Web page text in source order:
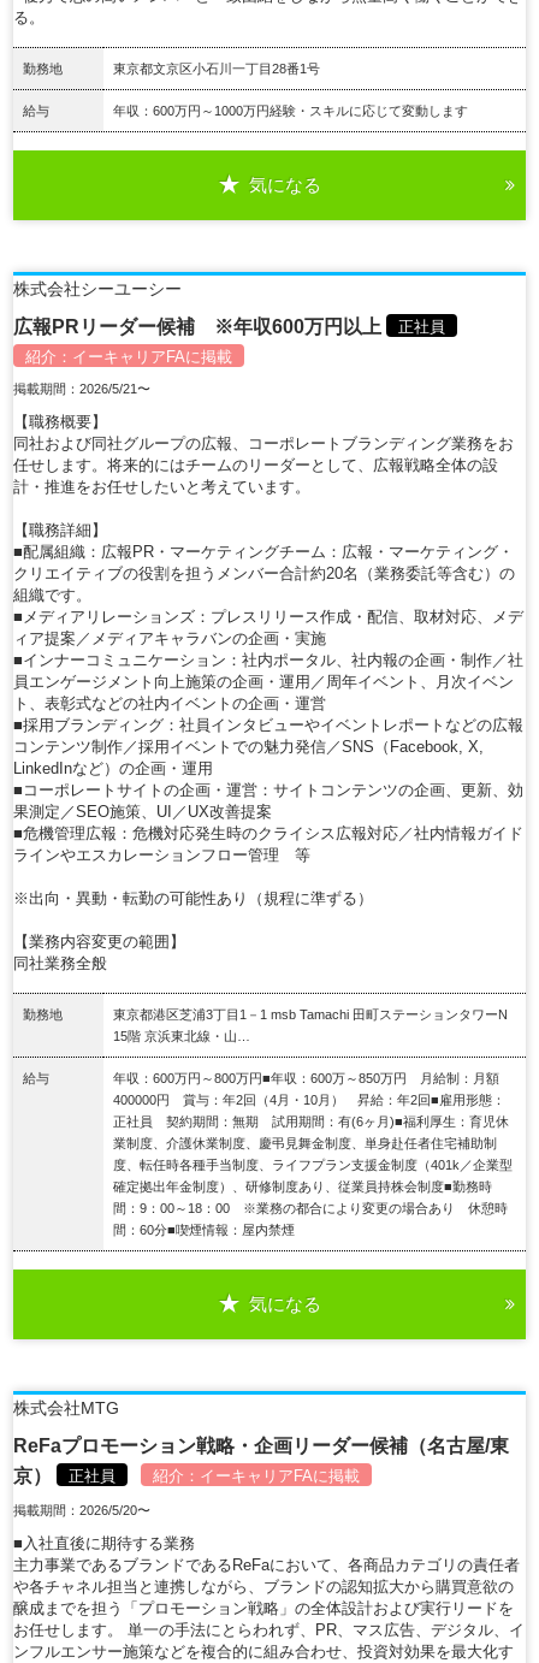
る。
勤務地 東京都文京区小石川一丁目28番1号
給与 年収：600万円～1000万円経験・スキルに応じて変動します
気になる
株式会社シーユーシー
広報PRリーダー候補 ※年収600万円以上
正社員
紹介： イーキャリアFAに掲載
掲載期間：2026/5/21〜
【職務概要】
同社および同社グループの広報、コーポレートブランディング業務をお
任せします。将来的にはチームのリーダーとして、広報戦略全体の設
計・推進をお任せしたいと考えています。
【職務詳細】
■配属組織：広報PR・マーケティングチーム：広報・マーケティング・
クリエイティブの役割を担うメンバー合計約20名（業務委託等含む）の
組織です。
■メディアリレーションズ：プレスリリース作成・配信、取材対応、メデ
ィア提案／メディアキャラバンの企画・実施
■インナーコミュニケーション：社内ポータル、社内報の企画・制作／社
員エンゲージメント向上施策の企画・運用／周年イベント、月次イベン
ト、表彰式などの社内イベントの企画・運営
■採用ブランディング：社員インタビューやイベントレポートなどの広報
コンテンツ制作／採用イベントでの魅力発信／SNS（Facebook, X,
LinkedInなど）の企画・運用
■コーポレートサイトの企画・運営：サイトコンテンツの企画、更新、効
果測定／SEO施策、UI／UX改善提案
■危機管理広報：危機対応発生時のクライシス広報対応／社内情報ガイド
ラインやエスカレーションフロー管理 等
※出向・異動・転勤の可能性あり（規程に準ずる）
【業務内容変更の範囲】
同社業務全般
勤務地
東京都港区芝浦3丁目1－1 msb Tamachi 田町ステーションタワーN
15階 京浜東北線・山…
給与
年収：600万円～800万円■年収：600万～850万円 月給制：月額
400000円 賞与：年2回（4月・10月） 昇給：年2回■雇用形態：
正社員 契約期間：無期 試用期間：有(6ヶ月)■福利厚生：育児休
業制度、介護休業制度、慶弔見舞金制度、単身赴任者住宅補助制
度、転任時各種手当制度、ライフプラン支援金制度（401k／企業型
確定拠出年金制度）、研修制度あり、従業員持株会制度■勤務時
間：9：00～18：00 ※業務の都合により変更の場合あり 休憩時
間：60分■喫煙情報：屋内禁煙
気になる
株式会社MTG
ReFaプロモーション戦略・企画リーダー候補（名古屋/東
京）
正社員 紹介： イーキャリアFAに掲載
掲載期間：2026/5/20〜
■入社直後に期待する業務
主力事業であるブランドであるReFaにおいて、各商品カテゴリの責任者
や各チャネル担当と連携しながら、ブランドの認知拡大から購買意欲の
醸成までを担う「プロモーション戦略」の全体設計および実行リードを
お任せします。 単一の手法にとらわれず、PR、マス広告、デジタル、イ
ンフルエンサー施策などを複合的に組み合わせ、投資対効果を最大化す